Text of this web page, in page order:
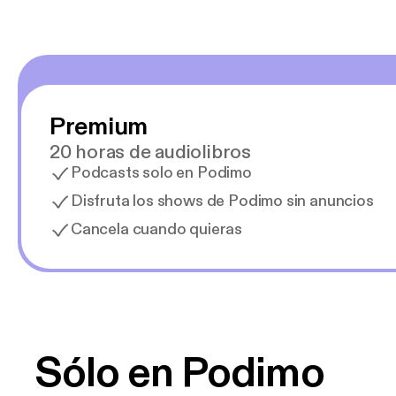
Premium
20 horas de audiolibros
Podcasts solo en Podimo
Disfruta los shows de Podimo sin anuncios
Cancela cuando quieras
Sólo en Podimo